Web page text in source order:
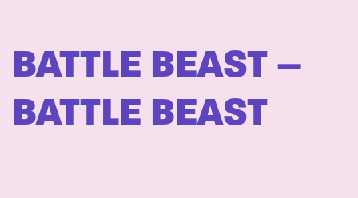
BATTLE BEAST –
BATTLE BEAST